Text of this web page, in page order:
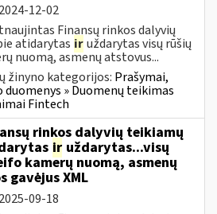
2024-12-02
Finansų rinkos dalyvių
atidarytas iruždarytas visų rūšių
nuomą, asmenų atstovus...
žinyno kategorijos: Prašymai,
» Duomenų teikimas
Fintech
rinkos dalyvių teikiamų
ir uždarytas...visų
kamerų nuomą, asmenų
gavėjus XML
2025-09-18